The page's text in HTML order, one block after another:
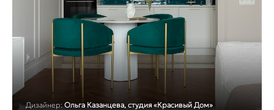
Дизайнер: Ольга Казанцева, студия «Красивый Дом»